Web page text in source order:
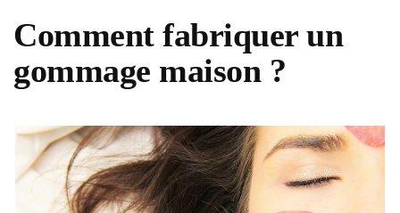
Comment fabriquer un
gommage maison ?